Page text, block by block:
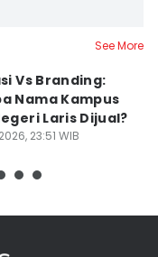
See More
Vs Branding:
Nama Kampus
Laris Dijual?
23:51 WIB